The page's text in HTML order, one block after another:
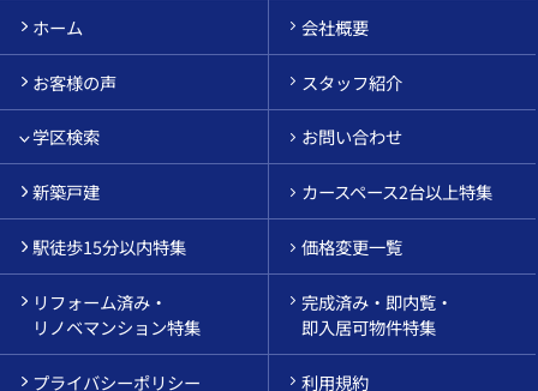
ホーム 会社概要
お客様の声 スタッフ紹介
学区検索 お問い合わせ
新築戸建 カースペース2台以上特集
駅徒歩15分以内特集 価格変更一覧
リフォーム済み・
リノベマンション特集
完成済み・即内覧・
即入居可物件特集
プライバシーポリシー 利用規約